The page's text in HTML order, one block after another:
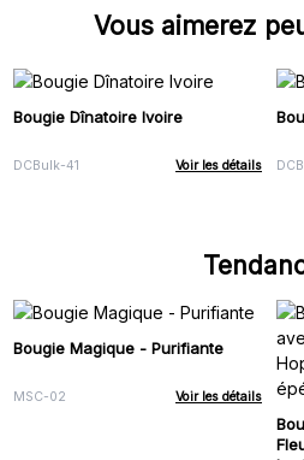
Vous aimerez
Bougie Dînatoire Ivoire
DCBulk-41 Voir les détails
Bougie Magique - Purifiante
MSC-02 Voir les détails